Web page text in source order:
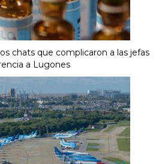
chats que complicaron a las jefas
a Lugones